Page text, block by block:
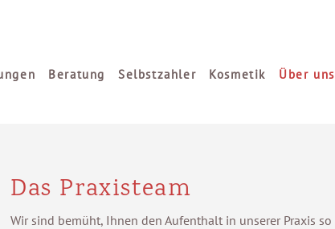
Beratung Selbstzahler Kosmetik Über uns
Das Praxisteam
Wir sind bemüht, Ihnen den Aufenthalt in unserer Praxis so